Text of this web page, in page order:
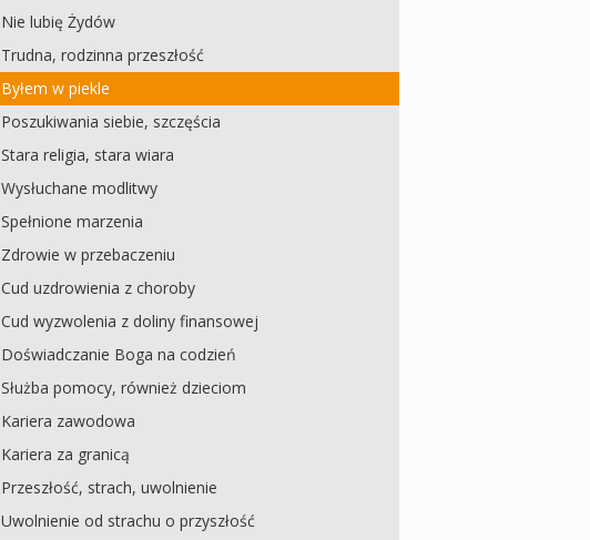
Nie lubię Żydów
Trudna, rodzinna przeszłość
Byłem w piekle
Poszukiwania siebie, szczęścia
Stara religia, stara wiara
Wysłuchane modlitwy
Spełnione marzenia
Zdrowie w przebaczeniu
Cud uzdrowienia z choroby
Cud wyzwolenia z doliny finansowej
Doświadczanie Boga na codzień
Służba pomocy, również dzieciom
Kariera zawodowa
Kariera za granicą
Przeszłość, strach, uwolnienie
Uwolnienie od strachu o przyszłość